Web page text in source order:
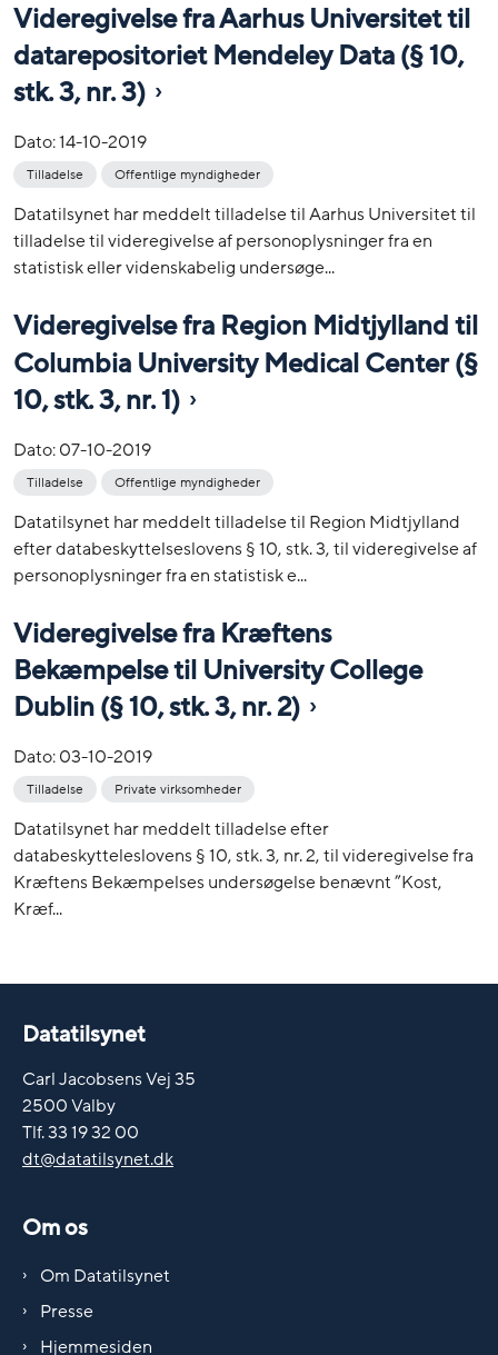
Videregivelse fra Aarhus Universitet til
datarepositoriet Mendeley Data (§ 10,
stk. 3, nr. 3)
Dato:14-10-2019
Tilladelse Offentlige myndigheder
Datatilsynet har meddelt tilladelse til Aarhus Universitet til
tilladelse til videregivelse af personoplysninger fra en
statistisk eller videnskabelig undersøge...
Videregivelse fra Region Midtjylland til
Columbia University Medical Center (§
10, stk. 3, nr. 1)
Dato:07-10-2019
Tilladelse Offentlige myndigheder
Datatilsynet har meddelt tilladelse til Region Midtjylland
efter databeskyttelseslovens § 10, stk. 3, til videregivelse af
personoplysninger fra en statistisk e...
Videregivelse fra Kræftens
Bekæmpelse til University College
Dublin (§ 10, stk. 3, nr. 2)
Dato:03-10-2019
Tilladelse Private virksomheder
Datatilsynet har meddelt tilladelse efter
databeskytteleslovens § 10, stk. 3, nr. 2, til videregivelse fra
Kræftens Bekæmpelses undersøgelse benævnt ”Kost,
Kræf...
Datatilsynet
Carl Jacobsens Vej 35
2500 Valby
Tlf. 33 19 32 00
dt@datatilsynet.dk
Om os
Om Datatilsynet
Presse
Hjemmesiden